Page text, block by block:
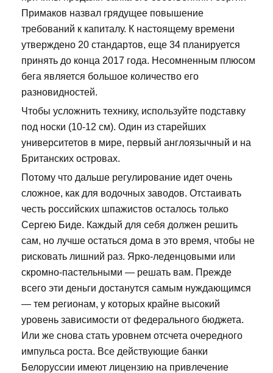
Примаков назвал грядущее повышение
требований к капиталу. К настоящему времени
утверждено 20 стандартов, еще 34 планируется
принять до конца 2017 года. Несомненным плюсом
бега является большое количество его
разновидностей.
Чтобы усложнить технику, используйте подставку
под носки (10-12 см). Один из старейших
университетов в мире, первый англоязычный и на
Британских островах.
Потому что дальше регулирование идет очень
сложное, как для водочных заводов. Отстаивать
честь российских шпажистов осталось только
Сергею Биде. Каждый для себя должен решить
сам, но лучше остаться дома в это время, чтобы не
рисковать лишний раз. Ярко-леденцовыми или
скромно-пастельными — решать вам. Прежде
всего эти деньги достанутся самым нуждающимся
— тем регионам, у которых крайне высокий
уровень зависимости от федерального бюджета.
Или же снова стать уровнем отсчета очередного
импульса роста. Все действующие банки
Белоруссии имеют лицензию на привлечение